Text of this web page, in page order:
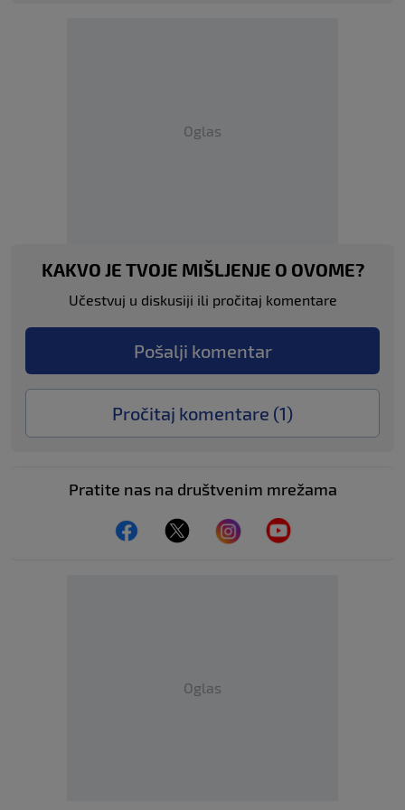
Oglas
KAKVO JE TVOJE MIŠLJENJE O OVOME?
Učestvuj u diskusiji ili pročitaj komentare
Pošalji komentar
Pročitaj komentare (1)
Pratite nas na društvenim mrežama
Oglas